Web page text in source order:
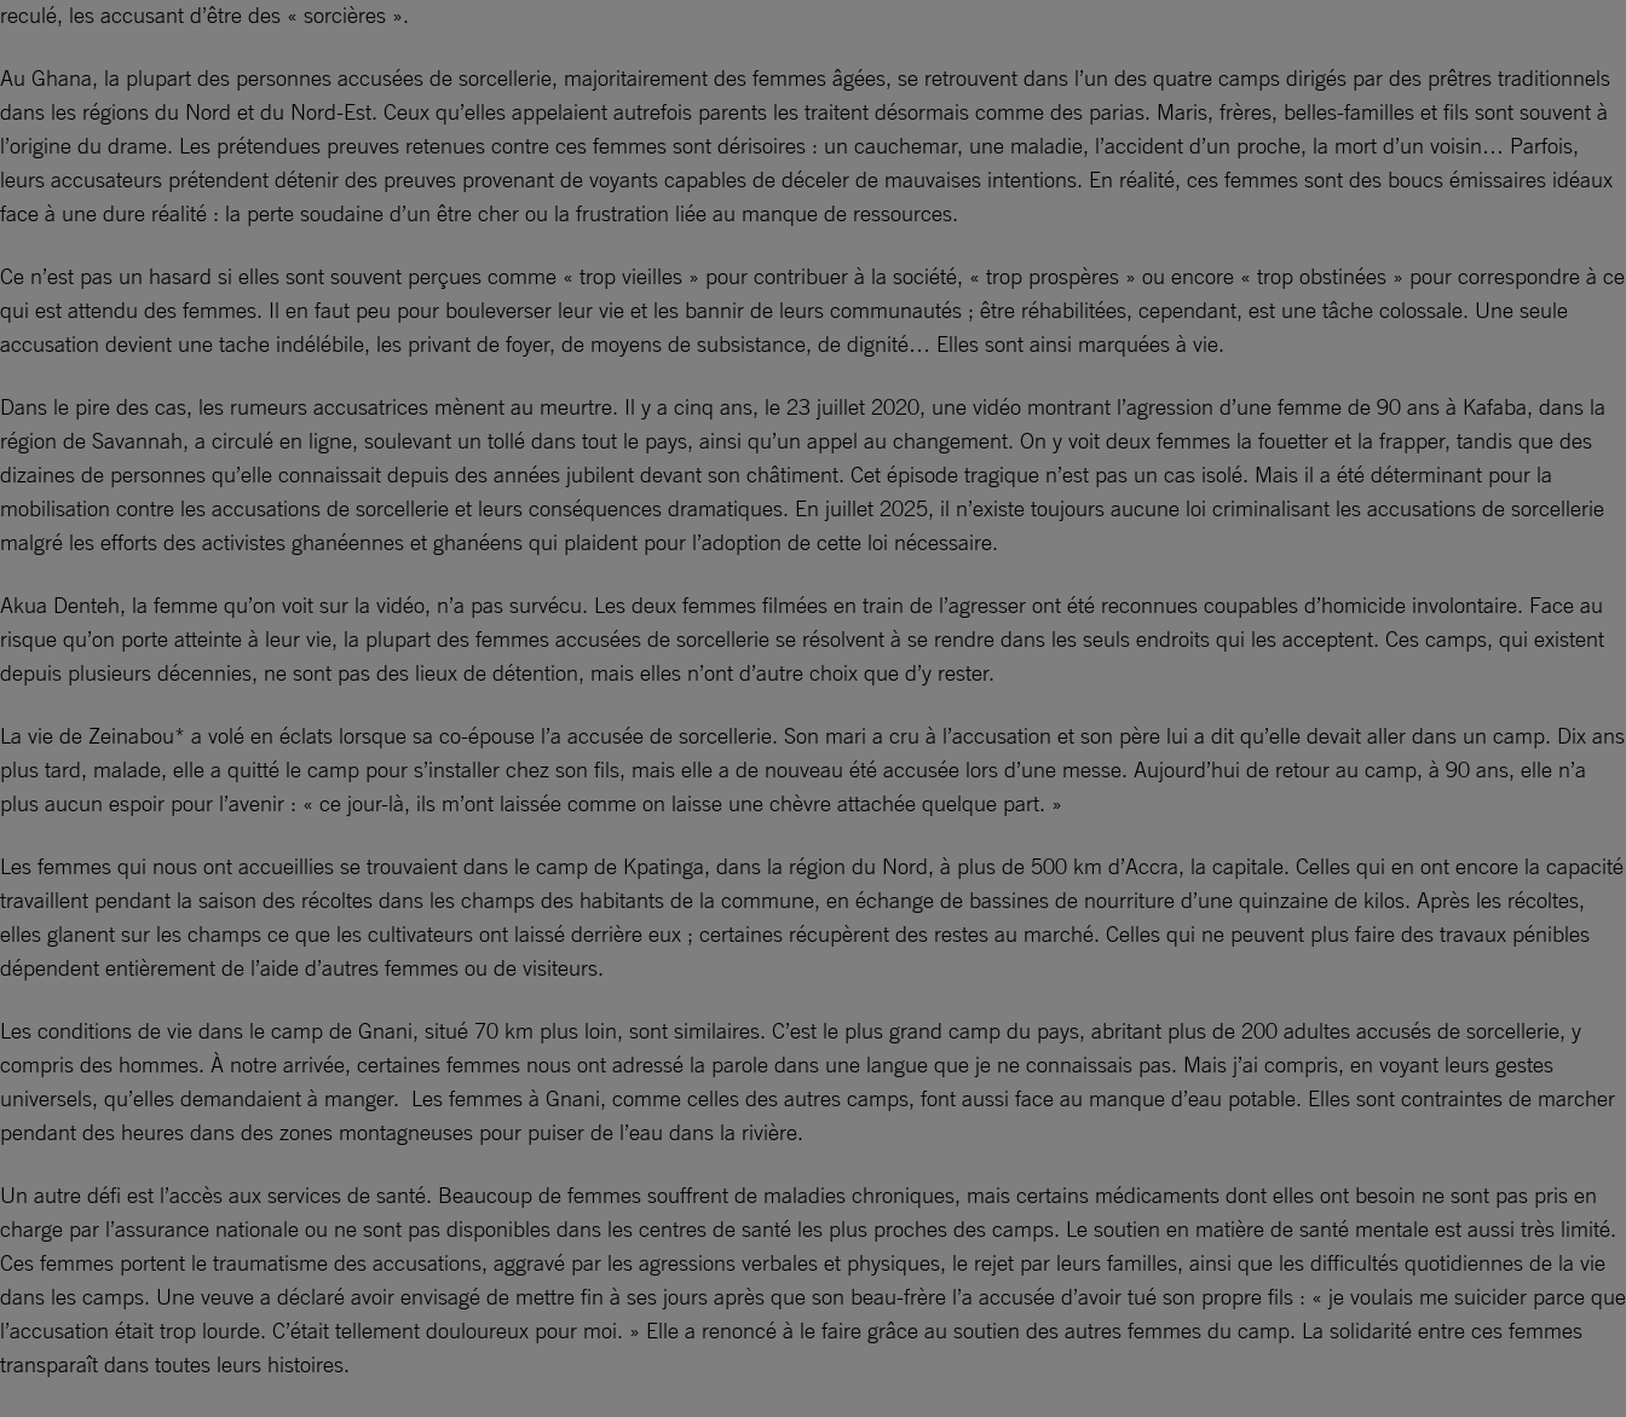
reculé, les accusant d’être des « sorcières ».
Au Ghana, la plupart des personnes accusées de sorcellerie, majoritairement des femmes âgées, se retrouvent dans l’un des quatre camps dirigés par des prêtres traditionnels
dans les régions du Nord et du Nord-Est. Ceux qu’elles appelaient autrefois parents les traitent désormais comme des parias. Maris, frères, belles-familles et fils sont souvent à
l’origine du drame. Les prétendues preuves retenues contre ces femmes sont dérisoires : un cauchemar, une maladie, l’accident d’un proche, la mort d’un voisin… Parfois,
leurs accusateurs prétendent détenir des preuves provenant de voyants capables de déceler de mauvaises intentions. En réalité, ces femmes sont des boucs émissaires idéaux
face à une dure réalité : la perte soudaine d’un être cher ou la frustration liée au manque de ressources.
Ce n’est pas un hasard si elles sont souvent perçues comme « trop vieilles » pour contribuer à la société, « trop prospères » ou encore « trop obstinées » pour correspondre à ce
qui est attendu des femmes. Il en faut peu pour bouleverser leur vie et les bannir de leurs communautés ; être réhabilitées, cependant, est une tâche colossale. Une seule
accusation devient une tache indélébile, les privant de foyer, de moyens de subsistance, de dignité… Elles sont ainsi marquées à vie.
Dans le pire des cas, les rumeurs accusatrices mènent au meurtre. Il y a cinq ans, le 23 juillet 2020, une vidéo montrant l’agression d’une femme de 90 ans à Kafaba, dans la
région de Savannah, a circulé en ligne, soulevant un tollé dans tout le pays, ainsi qu’un appel au changement. On y voit deux femmes la fouetter et la frapper, tandis que des
dizaines de personnes qu’elle connaissait depuis des années jubilent devant son châtiment. Cet épisode tragique n’est pas un cas isolé. Mais il a été déterminant pour la
mobilisation contre les accusations de sorcellerie et leurs conséquences dramatiques. En juillet 2025, il n’existe toujours aucune loi criminalisant les accusations de sorcellerie
malgré les efforts des activistes ghanéennes et ghanéens qui plaident pour l’adoption de cette loi nécessaire.
Akua Denteh, la femme qu’on voit sur la vidéo, n’a pas survécu. Les deux femmes filmées en train de l’agresser ont été reconnues coupables d’homicide involontaire. Face au
risque qu’on porte atteinte à leur vie, la plupart des femmes accusées de sorcellerie se résolvent à se rendre dans les seuls endroits qui les acceptent. Ces camps, qui existent
depuis plusieurs décennies, ne sont pas des lieux de détention, mais elles n’ont d’autre choix que d’y rester.
La vie de Zeinabou* a volé en éclats lorsque sa co-épouse l’a accusée de sorcellerie. Son mari a cru à l’accusation et son père lui a dit qu’elle devait aller dans un camp. Dix ans
plus tard, malade, elle a quitté le camp pour s’installer chez son fils, mais elle a de nouveau été accusée lors d’une messe. Aujourd’hui de retour au camp, à 90 ans, elle n’a
plus aucun espoir pour l’avenir : « ce jour-là, ils m’ont laissée comme on laisse une chèvre attachée quelque part. »
Les femmes qui nous ont accueillies se trouvaient dans le camp de Kpatinga, dans la région du Nord, à plus de 500 km d’Accra, la capitale. Celles qui en ont encore la capacité
travaillent pendant la saison des récoltes dans les champs des habitants de la commune, en échange de bassines de nourriture d’une quinzaine de kilos. Après les récoltes,
elles glanent sur les champs ce que les cultivateurs ont laissé derrière eux ; certaines récupèrent des restes au marché. Celles qui ne peuvent plus faire des travaux pénibles
dépendent entièrement de l’aide d’autres femmes ou de visiteurs.
Les conditions de vie dans le camp de Gnani, situé 70 km plus loin, sont similaires. C’est le plus grand camp du pays, abritant plus de 200 adultes accusés de sorcellerie, y
compris des hommes. À notre arrivée, certaines femmes nous ont adressé la parole dans une langue que je ne connaissais pas. Mais j’ai compris, en voyant leurs gestes
universels, qu’elles demandaient à manger. Les femmes à Gnani, comme celles des autres camps, font aussi face au manque d’eau potable. Elles sont contraintes de marcher
pendant des heures dans des zones montagneuses pour puiser de l’eau dans la rivière.
Un autre défi est l’accès aux services de santé. Beaucoup de femmes souffrent de maladies chroniques, mais certains médicaments dont elles ont besoin ne sont pas pris en
charge par l’assurance nationale ou ne sont pas disponibles dans les centres de santé les plus proches des camps. Le soutien en matière de santé mentale est aussi très limité.
Ces femmes portent le traumatisme des accusations, aggravé par les agressions verbales et physiques, le rejet par leurs familles, ainsi que les difficultés quotidiennes de la vie
dans les camps. Une veuve a déclaré avoir envisagé de mettre fin à ses jours après que son beau-frère l’a accusée d’avoir tué son propre fils : « je voulais me suicider parce que
l’accusation était trop lourde. C’était tellement douloureux pour moi. » Elle a renoncé à le faire grâce au soutien des autres femmes du camp. La solidarité entre ces femmes
transparaît dans toutes leurs histoires.